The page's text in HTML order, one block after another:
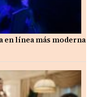
en línea más moderna